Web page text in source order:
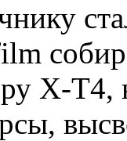
X-T4,